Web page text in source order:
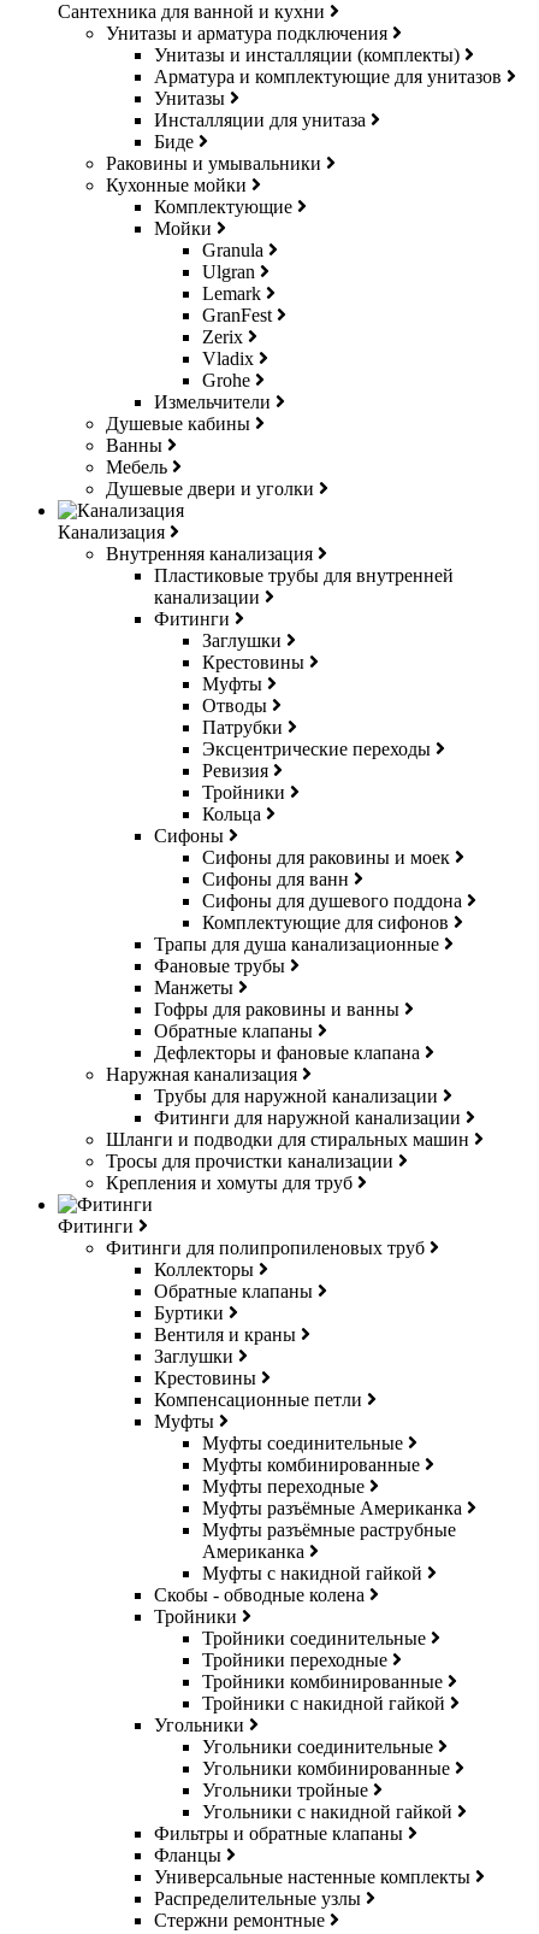
Сантехника для ванной и кухни
Унитазы и арматура подключения
Унитазы и инсталляции (комплекты)
Арматура и комплектующие для унитазов
Унитазы
Инсталляции для унитаза
Биде
Раковины и умывальники
Кухонные мойки
Комплектующие
Мойки
Granula
Ulgran
Lemark
GranFest
Zerix
Vladix
Grohe
Измельчители
Душевые кабины
Ванны
Мебель
Душевые двери и уголки
Канализация
Внутренняя канализация
Пластиковые трубы для внутренней
канализации
Фитинги
Заглушки
Крестовины
Муфты
Отводы
Патрубки
Эксцентрические переходы
Ревизия
Тройники
Кольца
Сифоны
Сифоны для раковины и моек
Сифоны для ванн
Сифоны для душевого поддона
Комплектующие для сифонов
Трапы для душа канализационные
Фановые трубы
Манжеты
Гофры для раковины и ванны
Обратные клапаны
Дефлекторы и фановые клапана
Наружная канализация
Трубы для наружной канализации
Фитинги для наружной канализации
Шланги и подводки для стиральных машин
Тросы для прочистки канализации
Крепления и хомуты для труб
Фитинги
Фитинги для полипропиленовых труб
Коллекторы
Обратные клапаны
Буртики
Вентиля и краны
Заглушки
Крестовины
Компенсационные петли
Муфты
Муфты соединительные
Муфты комбинированные
Муфты переходные
Муфты разъёмные Американка
Муфты разъёмные раструбные
Американка
Муфты с накидной гайкой
Скобы - обводные колена
Тройники
Тройники соединительные
Тройники переходные
Тройники комбинированные
Тройники с накидной гайкой
Угольники
Угольники соединительные
Угольники комбинированные
Угольники тройные
Угольники с накидной гайкой
Фильтры и обратные клапаны
Фланцы
Универсальные настенные комплекты
Распределительные узлы
Стержни ремонтные